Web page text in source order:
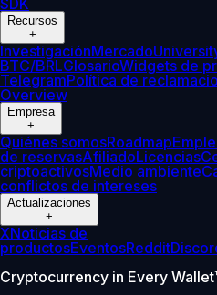
Recursos
+
InvestigaciónMercado
BTC/BRLGlosarioWidgets de
TelegramPolítica de
Overview
Empresa
+
Quiénes somosRoadmap
de reservasAfiliadoLicencias
criptoactivosMedio ambiente
conflictos de intereses
Actualizaciones
+
XNoticias de
productosEventosReddit
Cryptocurrency in Every